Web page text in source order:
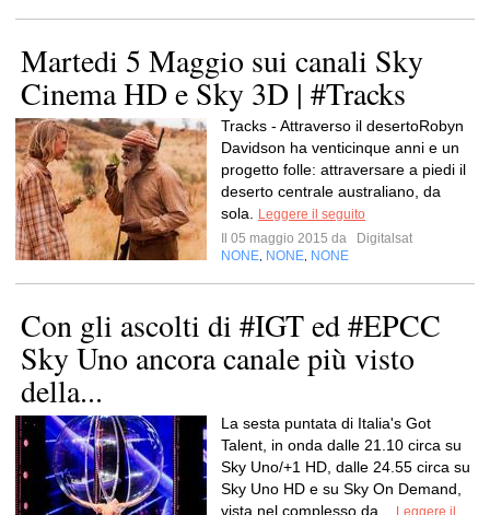
Martedi 5 Maggio sui canali Sky
Cinema HD e Sky 3D | #Tracks
Tracks - Attraverso il desertoRobyn
Davidson ha venticinque anni e un
progetto folle: attraversare a piedi il
deserto centrale australiano, da
sola.
Leggere il seguito
Il 05 maggio 2015 da
Digitalsat
NONE NONE NONE
Con gli ascolti di #IGT ed #EPCC
Sky Uno ancora canale più visto
della...
La sesta puntata di Italia's Got
Talent, in onda dalle 21.10 circa su
Sky Uno/+1 HD, dalle 24.55 circa su
Sky Uno HD e su Sky On Demand,
vista nel complesso da...
Leggere il